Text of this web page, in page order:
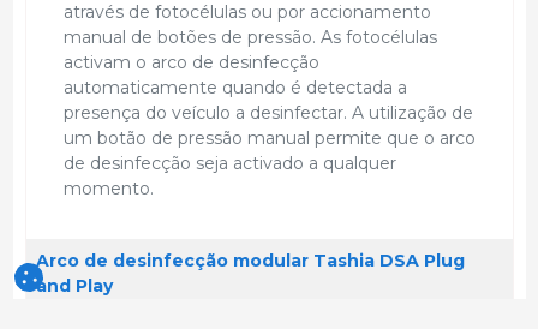
através de fotocélulas ou por accionamento
manual de botões de pressão. As fotocélulas
activam o arco de desinfecção
automaticamente quando é detectada a
presença do veículo a desinfectar. A utilização de
um botão de pressão manual permite que o arco
de desinfecção seja activado a qualquer
momento.
Arco de desinfecção modular Tashia DSA Plug
and Play